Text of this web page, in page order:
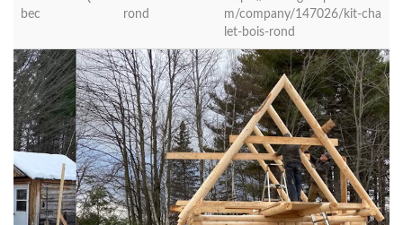
bec
rond
m/company/147026/kit-cha
let-bois-rond